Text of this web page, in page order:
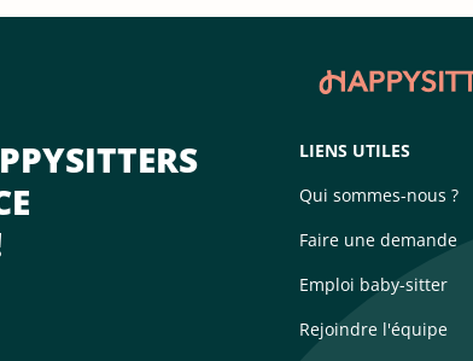
LIENS UTILES
Qui sommes-nous ?
Faire une demande
Emploi baby-sitter
Rejoindre l'équipe